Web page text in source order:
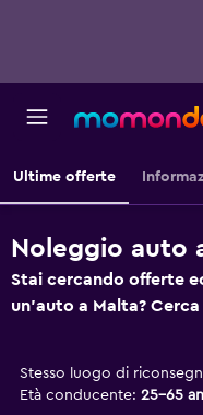
Ultime offerte
Noleggio auto
Stai cercando offerte
un'auto a Malta?
Stesso luogo di
Età conducente: 25-65